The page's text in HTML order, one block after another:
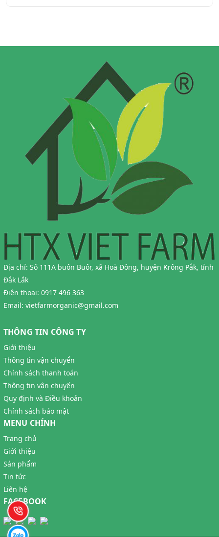
Địa chỉ: Số 111A buôn Buôr, xã Hoà Đông, huyện Krông Pắk, tỉnh
Đắk Lắk
Điện thoại: 0917 496 363
Email: vietfarmorganic@gmail.com
THÔNG TIN CÔNG TY
Giới thiệu
Thông tin vận chuyển
Chính sách thanh toán
Thông tin vận chuyển
Quy định và Điều khoản
Chính sách bảo mật
MENU CHÍNH
Trang chủ
Giới thiệu
Sản phẩm
Tin tức
Liên hệ
FACEBOOK